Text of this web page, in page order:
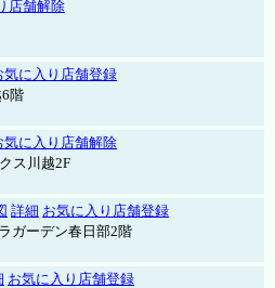
店舗解除
気に入り店舗登録
階
気に入り店舗解除
ス川越2F
詳細 お気に入り店舗登録
ガーデン春日部2階
お気に入り店舗登録